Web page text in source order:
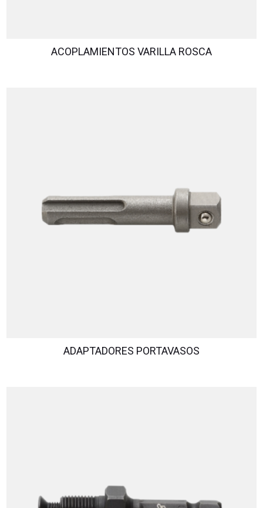
ACOPLAMIENTOS VARILLA ROSCA
ADAPTADORES PORTAVASOS